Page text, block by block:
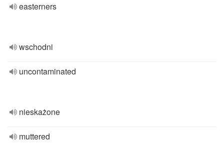
easterners
wschodni
uncontaminated
nieskażone
muttered